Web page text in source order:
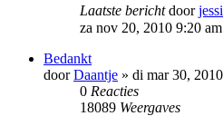
Laatste berichtdoor
za nov 20, 2010 9:20 am
Bedankt
doorDaantje » di mar 30,
0 Reacties
18089 Weergaves